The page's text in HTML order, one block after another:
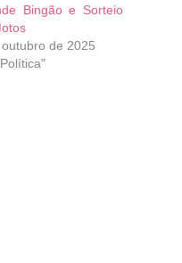
Bingão e Sorteio
de 2025